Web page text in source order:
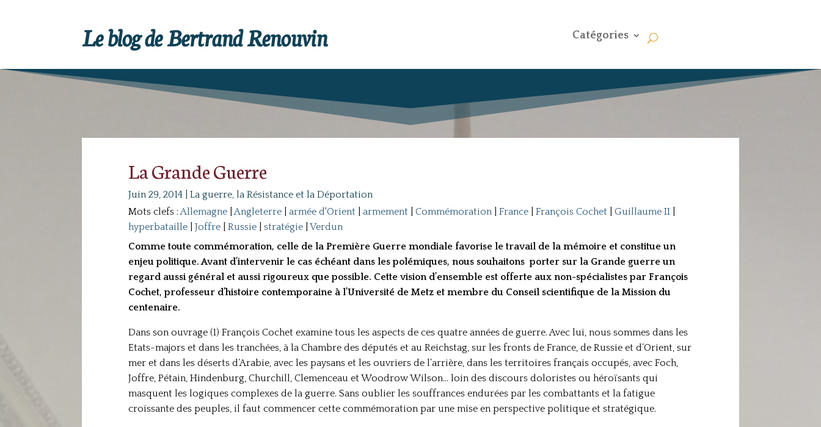
Le blog de Bertrand Renouvin Catégories
La Grande Guerre
Juin 29, 2014| La guerre, la Résistance et la Déportation
Mots clefs :Allemagne|Angleterre| armée d'Orient| armement| Commémoration| France| François Cochet| Guillaume II|
hyperbataille| Joffre| Russie| stratégie| Verdun
Comme toute commémoration, celle de la Première Guerre mondiale favorise le travail de la mémoire et constitue un
enjeu politique. Avant d’intervenir le cas échéant dans les polémiques, nous souhaitons porter sur la Grande guerre un
regard aussi général et aussi rigoureux que possible. Cette vision d’ensemble est offerte aux non-spécialistes par François
Cochet, professeur d’histoire contemporaine à l’Université de Metz et membre du Conseil scientifique de la Mission du
centenaire.
Dans son ouvrage (1) François Cochet examine tous les aspects de ces quatre années de guerre. Avec lui, nous sommes dans les
Etats-majors et dans les tranchées, à la Chambre des députés et au Reichstag, sur les fronts de France, de Russie et d’Orient, sur
mer et dans les déserts d’Arabie, avec les paysans et les ouvriers de l’arrière, dans les territoires français occupés, avec Foch,
Joffre, Pétain, Hindenburg, Churchill, Clemenceau et Woodrow Wilson… loin des discours doloristes ou héroïsants qui
masquent les logiques complexes de la guerre. Sans oublier les souffrances endurées par les combattants et la fatigue
croissante des peuples, il faut commencer cette commémoration par une mise en perspective politique et stratégique.